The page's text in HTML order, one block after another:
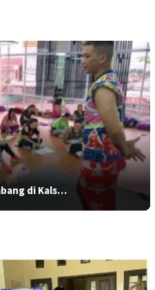
di Kals…